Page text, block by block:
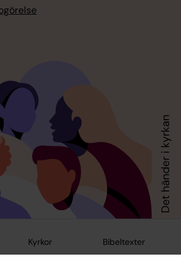
Kyrkor Bibeltexter